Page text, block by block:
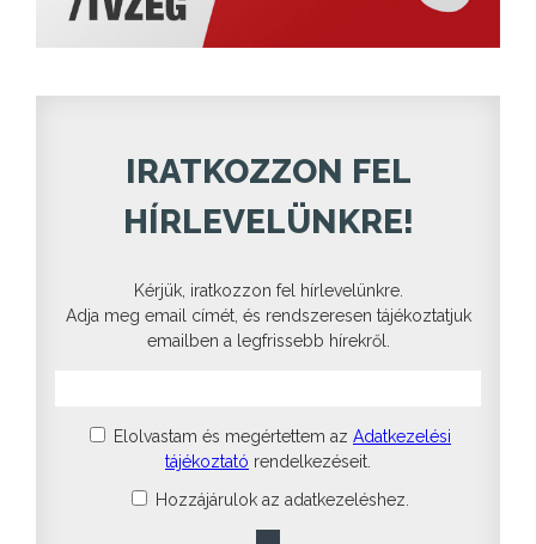
IRATKOZZON FEL
HÍRLEVELÜNKRE!
Kérjük, iratkozzon fel hírlevelünkre.
Adja meg email címét, és rendszeresen tájékoztatjuk
emailben a legfrissebb hírekről.
Elolvastam és megértettem az Adatkezelési
tájékoztató rendelkezéseit.
Hozzájárulok az adatkezeléshez.